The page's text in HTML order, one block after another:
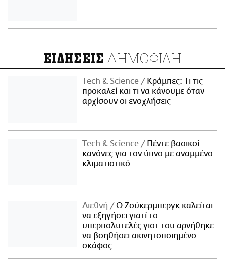
ΕΙΔΗΣΕΙΣ ΔΗΜΟΦΙΛΗ
Τech & Science
Κράμπες: Τι τις
προκαλεί και τι να κάνουμε όταν
αρχίσουν οι ενοχλήσεις
Τech & Science
Πέντε βασικοί
κανόνες για τον ύπνο με αναμμένο
κλιματιστικό
Διεθνή
Ο Ζούκερμπεργκ καλείται
να εξηγήσει γιατί το
υπερπολυτελές γιοτ του αρνήθηκε
να βοηθήσει ακινητοποιημένο
σκάφος